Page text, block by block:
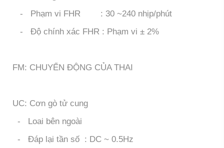
- Phạm vi FHR : 30 ~240 nhịp/phút
- Độ chính xác FHR : Phạm vi ± 2%
FM: CHUYỂN ĐỘNG CỦA THAI
UC: Cơn gò tử cung
- Loai bên ngoài
- Đáp lại tần số : DC ~ 0.5Hz